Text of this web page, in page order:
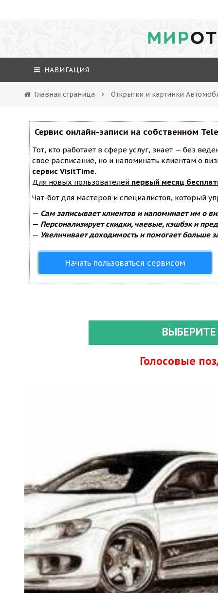
МИР
НАВИГАЦИЯ
Главная страница Открытки и картинки
Сервис онлайн-записи на собственном
Тот, кто работает в сфере услуг, знает — без
свое расписание, но и напоминать клиентам о
сервис VisitTime.
Для новых пользователей первый месяц
Чат-бот для мастеров и специалистов, который
— Сам записывает клиентов и напоминает им о
— Персонализирует скидки, чаевые, кэшбэк и
— Увеличивает доходимость и помогает больше
Начать пользоваться сервисом
Голосовые